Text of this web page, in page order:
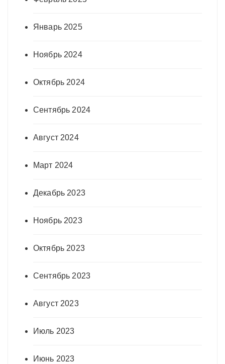
Январь 2025
Ноябрь 2024
Октябрь 2024
Сентябрь 2024
Август 2024
Март 2024
Декабрь 2023
Ноябрь 2023
Октябрь 2023
Сентябрь 2023
Август 2023
Июль 2023
Июнь 2023